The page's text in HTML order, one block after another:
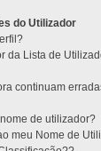
do Utilizador
da Lista de
continuam
de utilizador?
meu Nome de